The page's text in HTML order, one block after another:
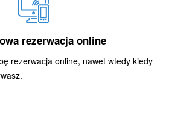
rezerwacja online
rezerwacja online, nawet wtedy kiedy